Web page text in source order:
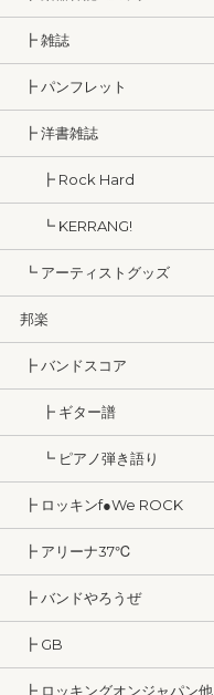
┣ 雑誌
┣ パンフレット
┣ 洋書雑誌
┣ Rock Hard
┗ KERRANG!
┗ アーティストグッズ
邦楽
┣ バンドスコア
┣ ギター譜
┗ ピアノ弾き語り
┣ ロッキンf●We ROCK
┣ アリーナ37℃
┣ バンドやろうぜ
┣ GB
┣ ロッキングオンジャパン他